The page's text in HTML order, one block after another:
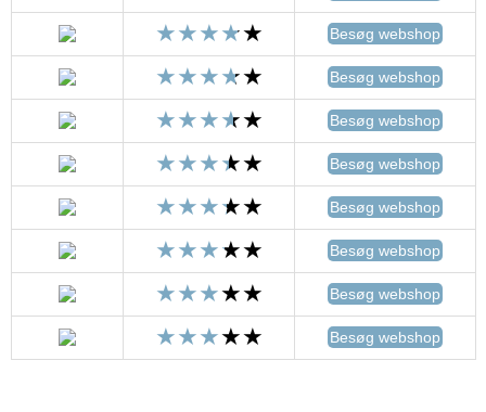
Besøg webshop
Besøg webshop
Besøg webshop
Besøg webshop
Besøg webshop
Besøg webshop
Besøg webshop
Besøg webshop